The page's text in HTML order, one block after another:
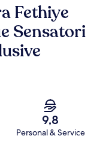
Fethiye
Sensatori
9,8
Personal & Service